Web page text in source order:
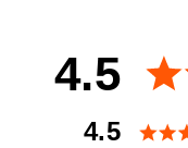
4.5
4.5